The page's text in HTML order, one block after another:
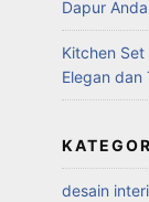
Dapur Anda
Kitchen
Elegan dan
desain